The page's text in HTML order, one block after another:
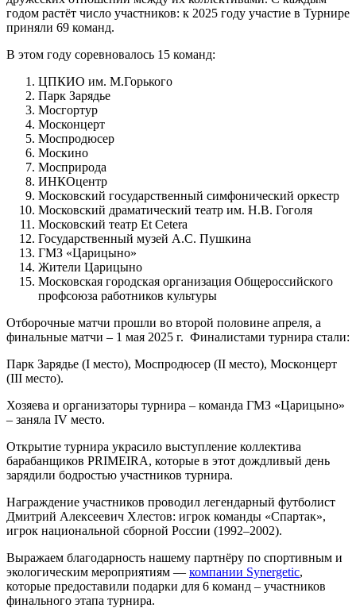
годом растёт число участников: к 2025 году участие в Турнире
приняли 69 команд.
В этом году соревновалось 15 команд:
ЦПКИО им. М.Горького
Парк Зарядье
Мосгортур
Москонцерт
Моспродюсер
Москино
Мосприрода
ИНКОцентр
Московский государственный симфонический оркестр
Московский драматический театр им. Н.В. Гоголя
Московский театр Et Cetera
Государственный музей А.С. Пушкина
ГМЗ «Царицыно»
Жители Царицыно
Московская городская организация Общероссийского
профсоюза работников культуры
Отборочные матчи прошли во второй половине апреля, а
финальные матчи – 1 мая 2025 г. Финалистами турнира стали:
Парк Зарядье (I место), Моспродюсер (II место), Москонцерт
(III место).
Хозяева и организаторы турнира – команда ГМЗ «Царицыно»
– заняла IV место.
Открытие турнира украсило выступление коллектива
барабанщиков PRIMEIRA, которые в этот дождливый день
зарядили бодростью участников турнира.
Награждение участников проводил легендарный футболист
Дмитрий Алексеевич Хлестов: игрок команды «Спартак»,
игрок национальной сборной России (1992–2002).
Выражаем благодарность нашему партнёру по спортивным и
экологическим мероприятиям — компании Synergetic,
которые предоставили подарки для 6 команд – участников
финального этапа турнира.